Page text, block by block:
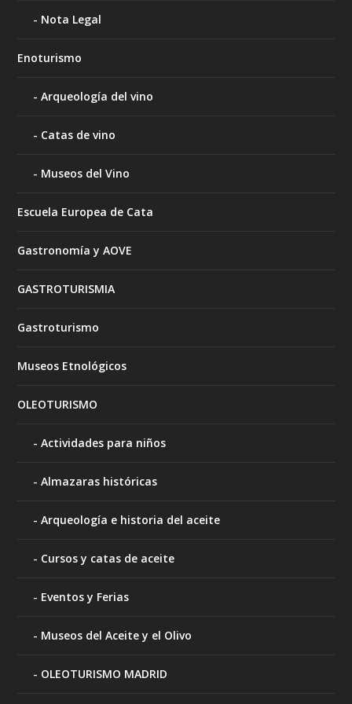
Nota Legal
Enoturismo
Arqueología del vino
Catas de vino
Museos del Vino
Escuela Europea de Cata
Gastronomía y AOVE
GASTROTURISMIA
Gastroturismo
Museos Etnológicos
OLEOTURISMO
Actividades para niños
Almazaras históricas
Arqueología e historia del aceite
Cursos y catas de aceite
Eventos y Ferias
Museos del Aceite y el Olivo
OLEOTURISMO MADRID